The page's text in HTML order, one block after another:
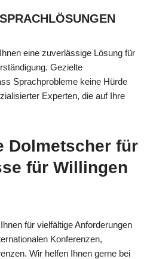
eine zuverlässige Lösung für
Gezielte
Sprachprobleme keine Hürde
Experten, die auf Ihre
Dolmetscher für
für Willingen
für vielfältige Anforderungen
Konferenzen,
Wir helfen Ihnen gerne bei